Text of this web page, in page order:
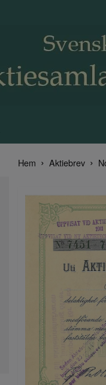
Hem Aktiebrev